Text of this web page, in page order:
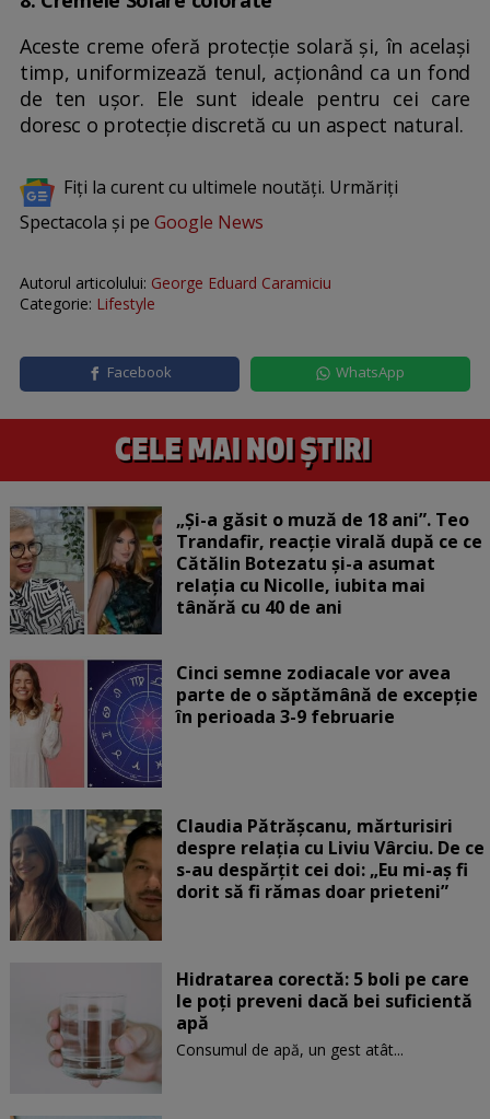
Aceste creme oferă protecție solară și, în același
timp, uniformizează tenul, acționând ca un fond
de ten ușor. Ele sunt ideale pentru cei care
doresc o protecție discretă cu un aspect natural.
Fiți la curent cu ultimele noutăți. Urmăriți
Spectacola și pe Google News
Autorul articolului: George Eduard Caramiciu
Categorie: Lifestyle
Facebook WhatsApp
„Și-a găsit o muză de 18 ani”. Teo
Trandafir, reacție virală după ce ce
Cătălin Botezatu și-a asumat
relația cu Nicolle, iubita mai
tânără cu 40 de ani
Cinci semne zodiacale vor avea
parte de o săptămână de excepție
în perioada 3-9 februarie
Claudia Pătrășcanu, mărturisiri
despre relația cu Liviu Vârciu. De ce
s-au despărțit cei doi: „Eu mi-aș fi
dorit să fi rămas doar prieteni”
Hidratarea corectă: 5 boli pe care
le poți preveni dacă bei suficientă
apă
Consumul de apă, un gest atât...